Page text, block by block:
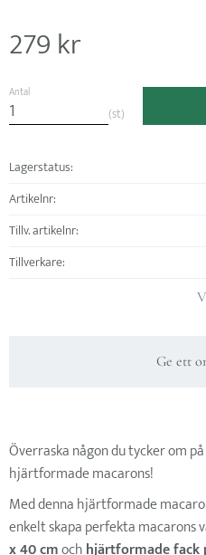
279kr
Antal
st
Lagerstatus
Artikelnr
Tillv. artikelnr
Tillverkare
Ge ett
Överraska någon du tycker om på
hjärtformade macarons!
Med denna hjärtformade
enkelt skapa perfekta macarons